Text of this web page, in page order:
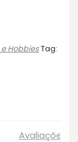
HobbiesTag:
Avaliações